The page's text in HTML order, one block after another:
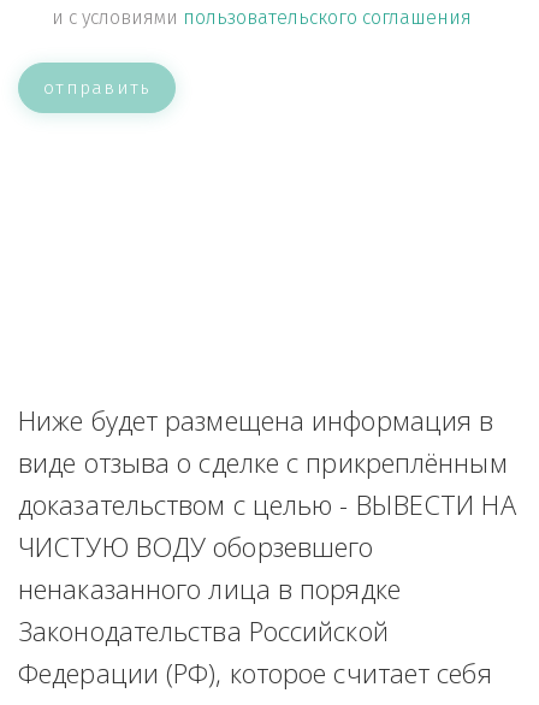
и с условиями пользовательского соглашения
отправить
Ниже будет размещена информация в
виде отзыва о сделке с прикреплённым
доказательством с целью - ВЫВЕСТИ НА
ЧИСТУЮ ВОДУ оборзевшего
ненаказанного лица в порядке
Законодательства Российской
Федерации (РФ), которое считает себя